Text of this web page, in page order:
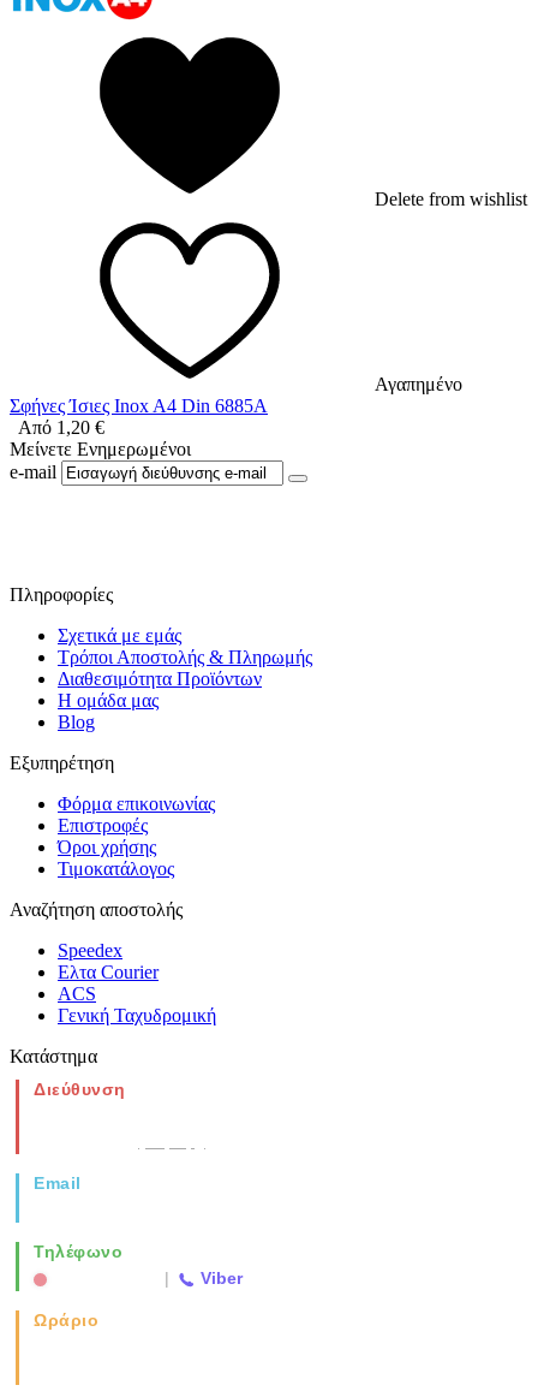
Delete from wishlist
Αγαπημένο
Σφήνες Ίσιες Inox A4 Din 6885A
Από 1,20 €
Μείνετε Ενημερωμένοι
e-mail
Πληροφορίες
Σχετικά με εμάς
Τρόποι Αποστολής & Πληρωμής
Διαθεσιμότητα Προϊόντων
Η ομάδα μας
Blog
Εξυπηρέτηση
Φόρμα επικοινωνίας
Επιστροφές
Όροι χρήσης
Τιμοκατάλογος
Αναζήτηση αποστολής
Speedex
Ελτα Courier
ACS
Γενική Ταχυδρομική
Κατάστημα
Διεύθυνση
Email
Τηλέφωνο
| Viber
Ωράριο